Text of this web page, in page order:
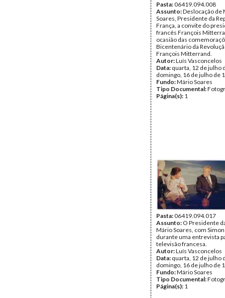
Pasta:06419.094.008
Assunto:Deslocação de
Soares, Presidente da
França, a convite do
francês François
ocasião das
Bicentenário da
François Mitterrand.
Autor:Luís Vasconcelos
Data: quarta, 12 de julho
domingo, 16 de julho de
Fundo:Mário Soares
Tipo Documental:
Página(s): 1
Pasta:06419.094.017
Assunto: O Presidente
Mário Soares, com
durante uma entrevista
televisão francesa.
Autor:Luís Vasconcelos
Data: quarta, 12 de julho
domingo, 16 de julho de
Fundo:Mário Soares
Tipo Documental:
Página(s): 1